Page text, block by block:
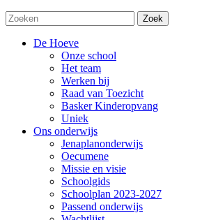
Zoek
De Hoeve
Onze school
Het team
Werken bij
Raad van Toezicht
Basker Kinderopvang
Uniek
Ons onderwijs
Jenaplanonderwijs
Oecumene
Missie en visie
Schoolgids
Schoolplan 2023-2027
Passend onderwijs